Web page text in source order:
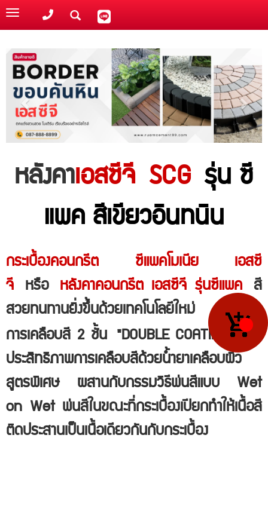
Toggle
navigation
หลังคาเอสซีจี SCG รุ่น ซี
แพค สีเขียวอินทนิน
กระเบื้องคอนกรีต ซีแพคโมเนีย เอสซี
จี หรือ หลังคาคอนกรีต เอสซีจี รุ่นซีแพคสี
สวยทนทานยิ่งขึ้นด้วยเทคโนโลยีใหม่
การเคลือบสี 2 ชั้น "DOUBLE COATING" เพิ่ม
ประสิทธิภาพการเคลือบสีด้วยน้ำยาเคลือบผิว
สูตรพิเศษ ผสานกับกรรมวิธีพ่นสีแบบ Wet
on Wet พ่นสีในขณะที่กระเบื้องเปียกทำให้เนื้อสี
ติดประสานเป็นเนื้อเดียวกันกับกระเบื้อง